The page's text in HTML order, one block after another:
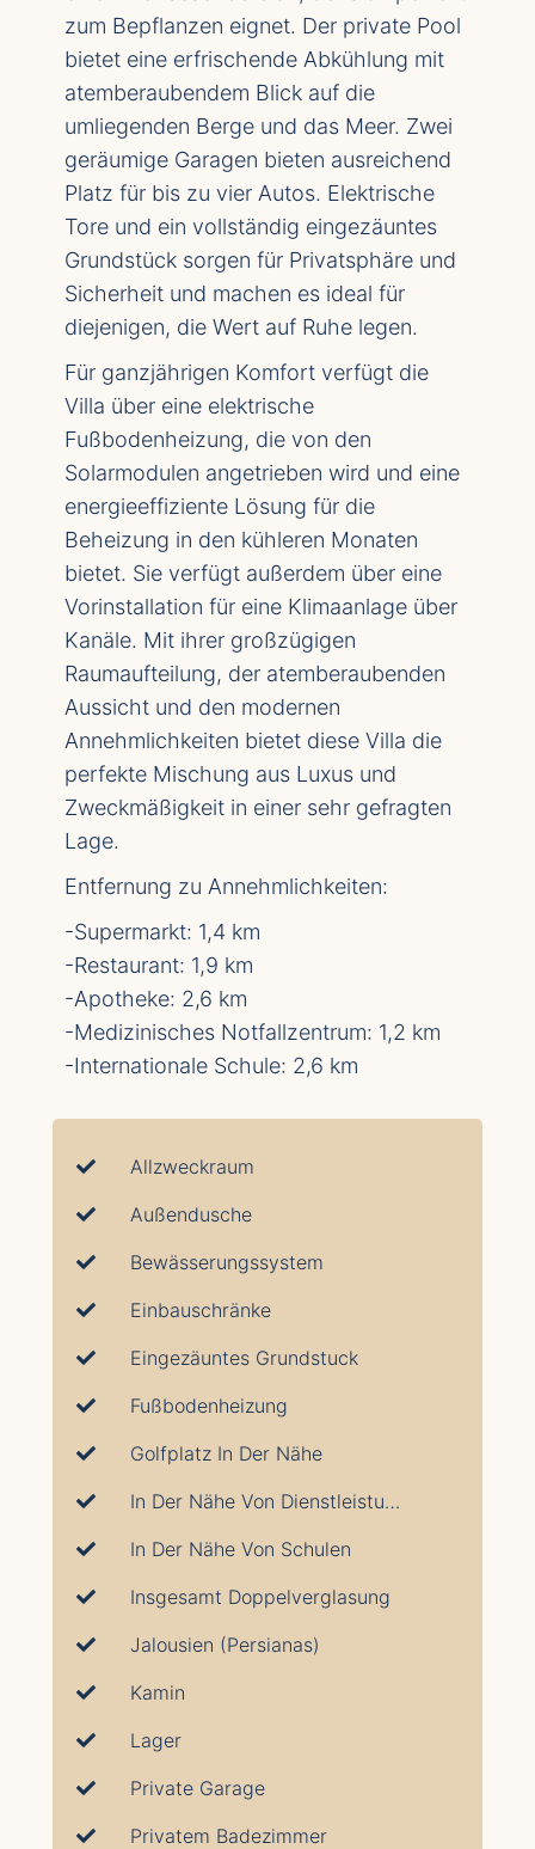
zum Bepflanzen eignet. Der private Pool
bietet eine erfrischende Abkühlung mit
atemberaubendem Blick auf die
umliegenden Berge und das Meer. Zwei
geräumige Garagen bieten ausreichend
Platz für bis zu vier Autos. Elektrische
Tore und ein vollständig eingezäuntes
Grundstück sorgen für Privatsphäre und
Sicherheit und machen es ideal für
diejenigen, die Wert auf Ruhe legen.
Für ganzjährigen Komfort verfügt die
Villa über eine elektrische
Fußbodenheizung, die von den
Solarmodulen angetrieben wird und eine
energieeffiziente Lösung für die
Beheizung in den kühleren Monaten
bietet. Sie verfügt außerdem über eine
Vorinstallation für eine Klimaanlage über
Kanäle. Mit ihrer großzügigen
Raumaufteilung, der atemberaubenden
Aussicht und den modernen
Annehmlichkeiten bietet diese Villa die
perfekte Mischung aus Luxus und
Zweckmäßigkeit in einer sehr gefragten
Lage.
Entfernung zu Annehmlichkeiten:
-Supermarkt: 1,4 km
-Restaurant: 1,9 km
-Apotheke: 2,6 km
-Medizinisches Notfallzentrum: 1,2 km
-Internationale Schule: 2,6 km
Allzweckraum
Außendusche
Bewässerungssystem
Einbauschränke
Eingezäuntes Grundstuck
Fußbodenheizung
Golfplatz In Der Nähe
In Der Nähe Von Dienstleistungen
In Der Nähe Von Schulen
Insgesamt Doppelverglasung
Jalousien (Persianas)
Kamin
Lager
Private Garage
Privatem Badezimmer